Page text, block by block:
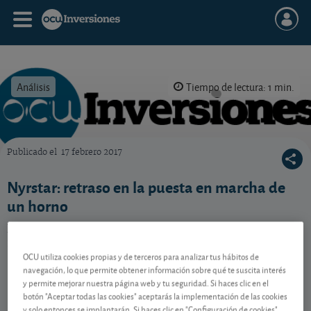
Análisis Tiempo de lectura: 1 min.
Publicado el 17 febrero 2017
Nyrstar: retraso en la puesta en marcha de
un horno
El especialista en el tratamiento del zinc recibe una
Contenido reservado a SOCIOS
OCU utiliza cookies propias y de terceros para analizar tus hábitos de
navegación, lo que permite obtener información sobre qué te suscita interés
y permite mejorar nuestra página web y tu seguridad. Si haces clic en el
botón "Aceptar todas las cookies" aceptarás la implementación de las cookies